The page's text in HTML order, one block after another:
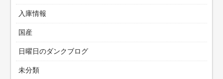
入庫情報
国産
日曜日のダンクブログ
未分類